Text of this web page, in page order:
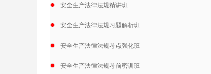
安全生产法律法规精讲班
安全生产法律法规习题解析班
安全生产法律法规考点强化班
安全生产法律法规考前密训班